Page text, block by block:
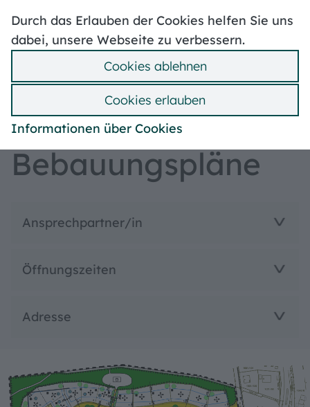
Durch das Erlauben der Cookies helfen Sie uns
dabei, unsere Webseite zu verbessern.
Cookies ablehnen
Informationen über Cookies
Cookies erlauben
Hilfe
Stellenangebote
Mängelmelder
Ummeldung
Bebauungspläne
Politik & Verwaltung
Bauen & Wohnen
Bebauungspläne
Ansprechpartner/in
Öffnungszeiten
Adresse